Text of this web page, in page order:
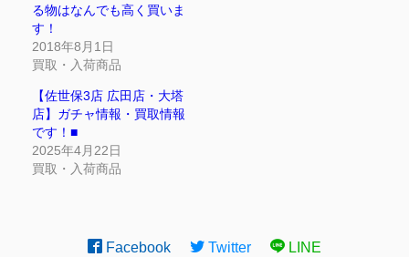
る物はなんでも高く買いま
す！
2018年8月1日
買取・入荷商品
【佐世保3店 広田店・大塔
店】ガチャ情報・買取情報
です！■
2025年4月22日
買取・入荷商品
Facebook Twitter LINE